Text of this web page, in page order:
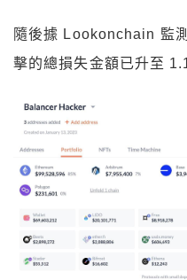
隨後據 Lookonchain 監
擊的總損失金額已升至